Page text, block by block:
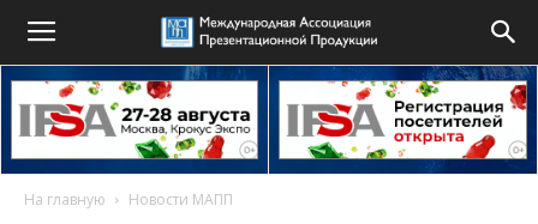
На главную Новости МАПП